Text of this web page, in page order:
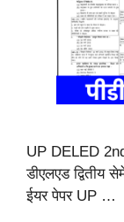
UP DELED
डीएलएड द्वितीय
ईयर पेपर UP …